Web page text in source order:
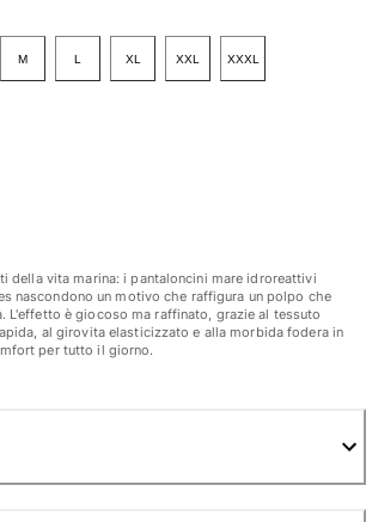
bagno
da bagno
M L XL XXL XXXL
della vita marina: i pantaloncini mare idroreattivi
nascondono un motivo che raffigura un polpo che
L'effetto è giocoso ma raffinato, grazie al tessuto
al girovita elasticizzato e alla morbida fodera in
per tutto il giorno.